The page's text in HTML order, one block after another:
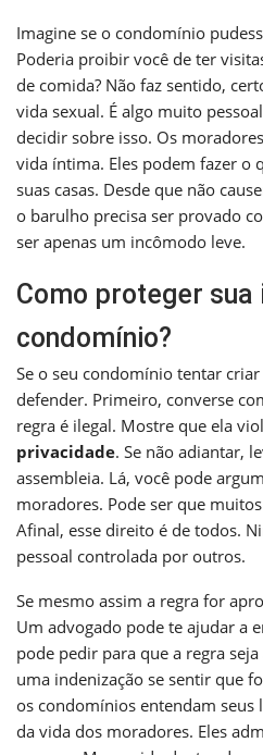
Imagine se o condomínio
Poderia proibir você de ter
de comida? Não faz sentido,
vida sexual. É algo muito
decidir sobre isso. Os
vida íntima. Eles podem fazer o
suas casas. Desde que não
o barulho precisa ser provado
ser apenas um incômodo leve.
Como proteger sua
condomínio?
Se o seu condomínio tentar
defender. Primeiro, converse
regra é ilegal. Mostre que ela
privacidade. Se não adiantar,
assembleia. Lá, você pode
moradores. Pode ser que
Afinal, esse direito é de todos.
pessoal controlada por outros.
Se mesmo assim a regra for
Um advogado pode te ajudar a
pode pedir para que a regra
uma indenização se sentir que
os condomínios entendam seus
da vida dos moradores. Eles